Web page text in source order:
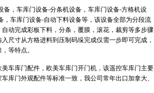
备，车库门设备-分条机设备，车库门设备-方格机设
，车库门设备-自动下料设备等，该设备全部为分段流
动完成彩板下料，分条，覆膜，滚花，裁剪等多步骤
尺寸从方格进料到压制码垛完成仅需一步即可完成，
等特点。
车库门配件，欧美车库门开门机，该遥控车库门主要
库门外观配件等标准一致，我公司常年出口加拿大、